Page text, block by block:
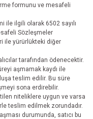
formunu ve mesafeli
ile ilgili olarak 6502 sayılı
Sözleşmeler
ile yürürlükteki diğer
tarafından ödenecektir.
aşmamak kaydı ile
teslim edilir. Bu süre
sona erdirebilir.
niteliklere uygun ve varsa
teslim edilmek zorundadır.
durumunda, satıcı bu